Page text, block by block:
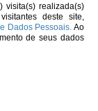
visita(s) realizada(s)
deste site,
Dados Pessoais. Ao
de seus dados